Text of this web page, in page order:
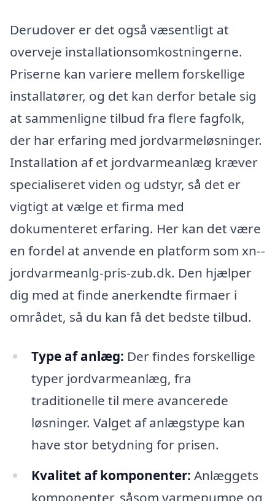
Derudover er det også væsentligt at
overveje installationsomkostningerne.
Priserne kan variere mellem forskellige
installatører, og det kan derfor betale sig
at sammenligne tilbud fra flere fagfolk,
der har erfaring med jordvarmeløsninger.
Installation af et jordvarmeanlæg kræver
specialiseret viden og udstyr, så det er
vigtigt at vælge et firma med
dokumenteret erfaring. Her kan det være
en fordel at anvende en platform som xn--
jordvarmeanlg-pris-zub.dk. Den hjælper
dig med at finde anerkendte firmaer i
området, så du kan få det bedste tilbud.
Type af anlæg: Der findes forskellige
typer jordvarmeanlæg, fra
traditionelle til mere avancerede
løsninger. Valget af anlægstype kan
have stor betydning for prisen.
Kvalitet af komponenter: Anlæggets
komponenter, såsom varmepumpe og